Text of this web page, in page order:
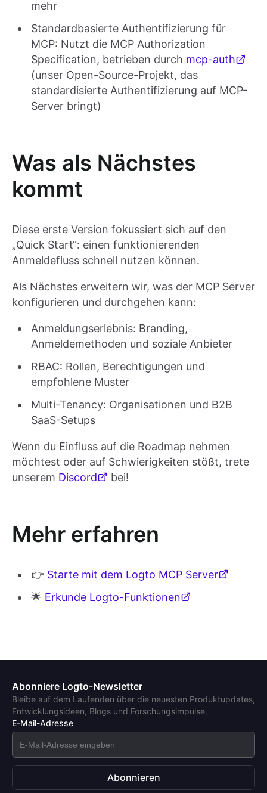
mehr
Standardbasierte Authentifizierung für
MCP: Nutzt die MCP Authorization
Specification, betrieben durch mcp-auth
(unser Open-Source-Projekt, das
standardisierte Authentifizierung auf MCP-
Server bringt)
Was als Nächstes
kommt
Diese erste Version fokussiert sich auf den
„Quick Start“: einen funktionierenden
Anmeldefluss schnell nutzen können.
Als Nächstes erweitern wir, was der MCP Server
konfigurieren und durchgehen kann:
Anmeldungserlebnis: Branding,
Anmeldemethoden und soziale Anbieter
RBAC: Rollen, Berechtigungen und
empfohlene Muster
Multi-Tenancy: Organisationen und B2B
SaaS-Setups
Wenn du Einfluss auf die Roadmap nehmen
möchtest oder auf Schwierigkeiten stößt, trete
unserem Discord bei!
Mehr erfahren
👉 Starte mit dem Logto MCP Server
🌟 Erkunde Logto-Funktionen
Abonniere Logto-Newsletter
Bleibe auf dem Laufenden über die neuesten Produktupdates,
Entwicklungsideen, Blogs und Forschungsimpulse.
E-Mail-Adresse
Abonnieren